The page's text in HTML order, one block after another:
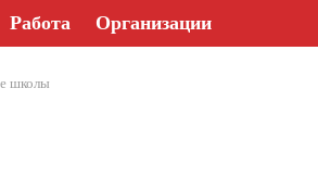
Работа Организации
школы